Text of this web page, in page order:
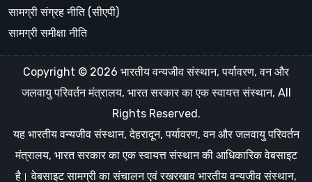
सामग्री संग्रह नीति (सीएपी)
सामग्री समीक्षा नीति
Copyright © 2026 भारतीय वन्यजीव संस्थान, पर्यावरण, वन और
जलवायु परिवर्तन मंत्रालय, भारत सरकार का एक स्वायत्त संस्थान, All
Rights Reserved.
यह भारतीय वन्यजीव संस्थान, देहरादून, पर्यावरण, वन और जलवायु परिवर्तन
मंत्रालय, भारत सरकार का एक स्वायत्त संस्थान की आधिकारिक वेबसाइट
है। वेबसाइट सामग्री का संचालन एवं रखरखाव भारतीय वन्यजीव संस्थान,